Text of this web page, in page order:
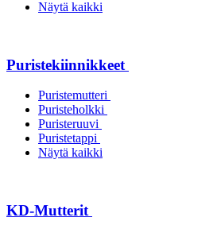
Näytä kaikki
Puristekiinnikkeet
Puristemutteri
Puristeholkki
Puristeruuvi
Puristetappi
Näytä kaikki
KD-Mutterit